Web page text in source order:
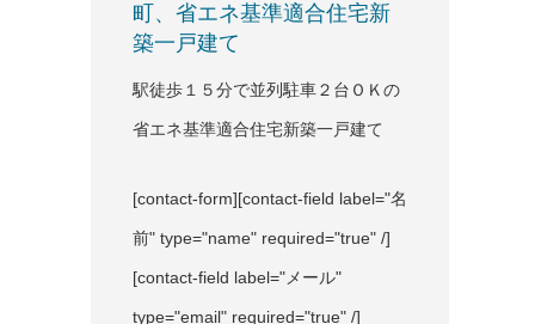
町、省エネ基準適合住宅新
築一戸建て
駅徒歩１５分で並列駐車２台ＯＫの
省エネ基準適合住宅新築一戸建て
[contact-form][contact-field label="名
前" type="name" required="true" /]
[contact-field label="メール"
type="email" required="true" /]